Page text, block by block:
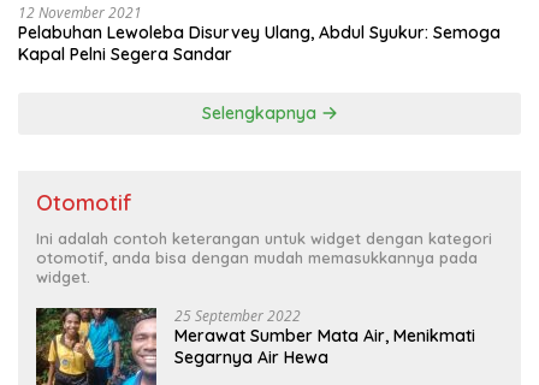
12 November 2021
Pelabuhan Lewoleba Disurvey Ulang, Abdul Syukur: Semoga
Kapal Pelni Segera Sandar
Selengkapnya
Otomotif
Ini adalah contoh keterangan untuk widget dengan kategori
otomotif, anda bisa dengan mudah memasukkannya pada
widget.
25 September 2022
Merawat Sumber Mata Air, Menikmati
Segarnya Air Hewa